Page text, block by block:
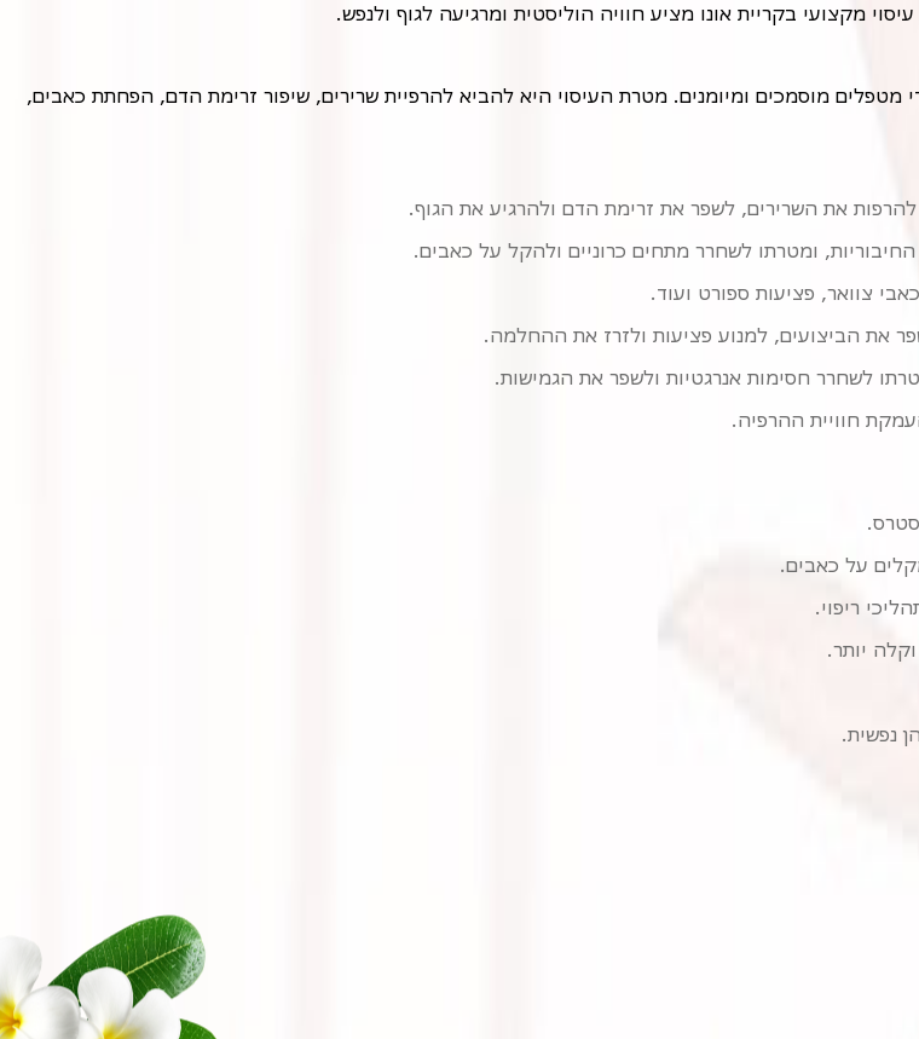
מקצועי בקריית אונו מציע חוויה הוליסטית ומרגיעה לגוף ולנפש.
להרפות את השרירים, לשפר את זרימת הדם ולהרגיע את הגוף.
ומטרתו לשחרר מתחים כרוניים ולהקל על כאבים.
צוואר, פציעות ספורט ועוד.
את הביצועים, למנוע פציעות ולזרז את ההחלמה.
לשחרר חסימות אנרגטיות ולשפר את הגמישות.
חוויית ההרפיה.
על כאבים.
ריפוי.
יותר.
נפשית.